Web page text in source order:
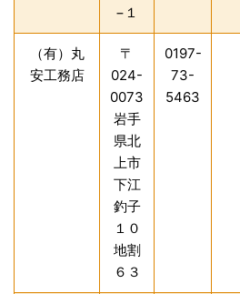
−１
（有）丸
安工務店
〒
024-
0073
岩手
県北
上市
下江
釣子
１０
地割
６３
0197-
73-
5463